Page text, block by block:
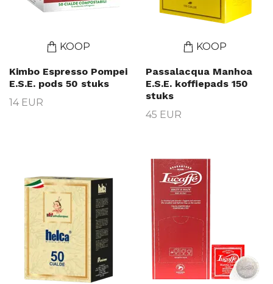
KOOP
Kimbo Espresso Pompei
E.S.E. pods 50 stuks
14 EUR
KOOP
Passalacqua Manhoa
E.S.E. koffiepads 150
stuks
45 EUR